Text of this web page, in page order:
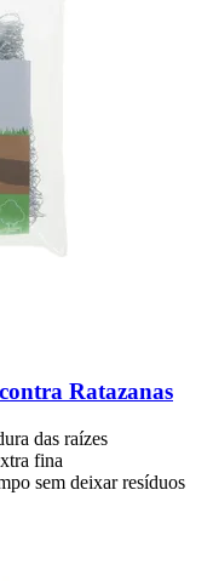
Ratazanas
das raízes
fina
sem deixar resíduos